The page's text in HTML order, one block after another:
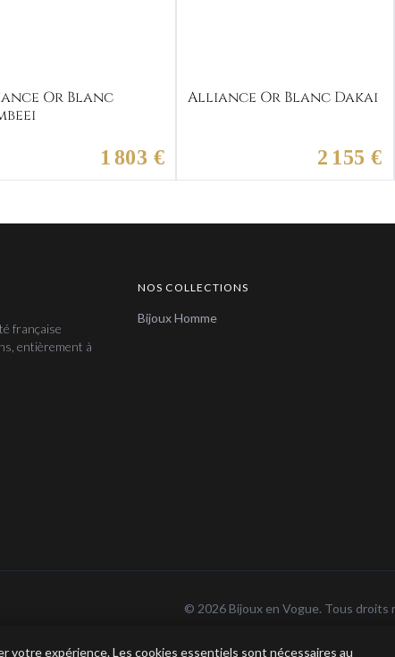
Or Blanc
1 803 €
Alliance Or Blanc Dakai
2 155 €
française
entièrement à
NOS COLLECTIONS
Bijoux Homme
© 2026 Bijoux en Vogue. Tous droits
votre expérience. Les cookies essentiels sont nécessaires au